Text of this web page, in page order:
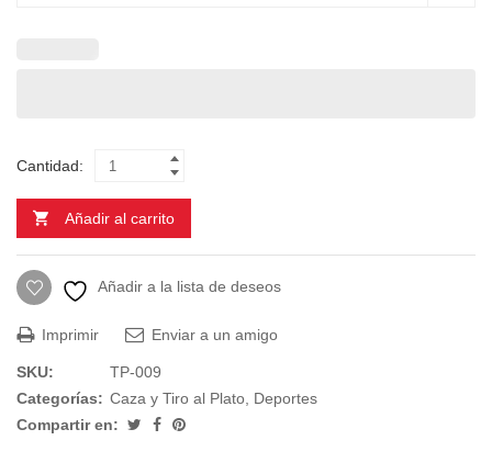
Cantidad:
Añadir al carrito
Añadir a la lista de deseos
Imprimir Enviar a un amigo
SKU:
TP-009
Categorías: Caza y Tiro al Plato, Deportes
Compartir en: